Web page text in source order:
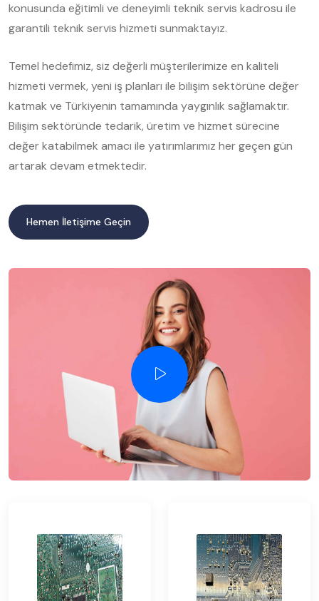
konusunda eğitimli ve deneyimli teknik servis kadrosu ile
garantili teknik servis hizmeti sunmaktayız.
Temel hedefimiz, siz değerli müşterilerimize en kaliteli
hizmeti vermek, yeni iş planları ile bilişim sektörüne değer
katmak ve Türkiyenin tamamında yaygınlık sağlamaktır.
Bilişim sektöründe tedarik, üretim ve hizmet sürecine
değer katabilmek amacı ile yatırımlarımız her geçen gün
artarak devam etmektedir.
Hemen İletişime Geçin